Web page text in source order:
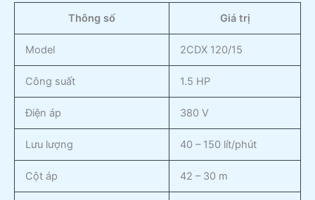
Thông số Giá trị
Model 2CDX 120/15
Công suất 1.5 HP
Điện áp 380 V
Lưu lượng 40 – 150 lít/phút
Cột áp 42 – 30 m